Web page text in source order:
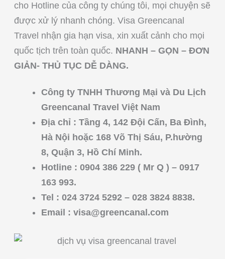
cho Hotline của công ty chúng tôi, mọi chuyện sẽ
được xử lý nhanh chóng. Visa Greencanal
Travel nhận gia hạn visa, xin xuất cảnh cho mọi
quốc tịch trên toàn quốc. NHANH – GỌN – ĐƠN
GIẢN- THỦ TỤC DỄ DÀNG.
Công ty TNHH Thương Mại và Du Lịch
Greencanal Travel Việt Nam
Địa chỉ : Tầng 4, 142 Đội Cấn, Ba Đình,
Hà Nội hoặc 168 Võ Thị Sáu, P.hường
8, Quận 3, Hồ Chí Minh.
Hotline : 0904 386 229 ( Mr Q ) – 0917
163 993.
Tel : 024 3724 5292 – 028 3824 8838.
Email : visa@greencanal.com